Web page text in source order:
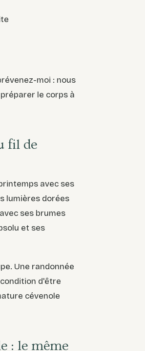
moi : nous
le corps à
fil de
avec ses
lumières dorées
ses brumes
et ses
Une randonnée
d'être
cévenole
: le même